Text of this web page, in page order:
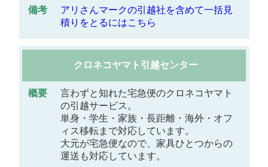
アリさんマークの引越社を含めて一括見
積りをとるにはこちら
クロネコヤマト引越センター
言わずと知れた宅急便のクロネコヤマト
の引越サービス。
単身・学生・家族・長距離・海外・オフ
ィス移転まで対応しています。
大元が宅急便なので、家具ひとつからの
運送も対応しています。